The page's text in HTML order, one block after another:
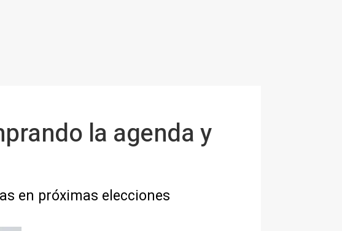
la agenda y
en próximas elecciones